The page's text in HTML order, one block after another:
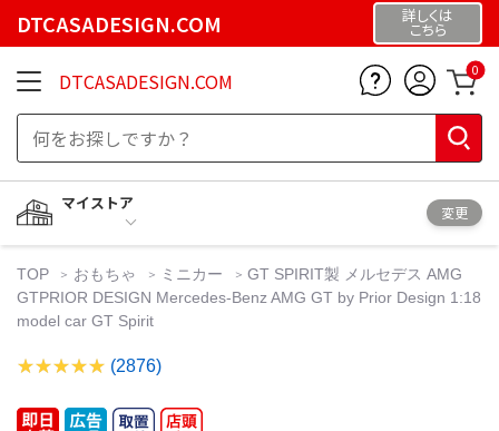
DTCASADESIGN.COM 詳しくは
こちら
DTCASADESIGN.COM 0
マイストア
変更
TOP おもちゃ ミニカー
GT SPIRIT製 メルセデス AMG
GTPRIOR DESIGN Mercedes-Benz AMG GT by Prior Design 1:18
model car GT Spirit
(2876)